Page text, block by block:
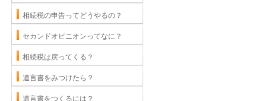
相続税の申告ってどうやるの？
セカンドオピニオンってなに？
相続税は戻ってくる？
遺言書をみつけたら？
遺言書をつくるには？